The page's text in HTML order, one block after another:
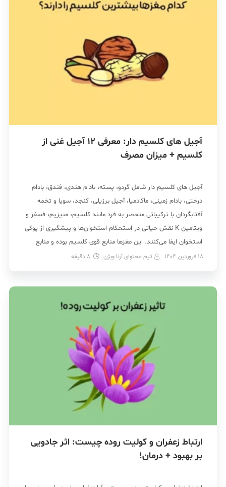
آجیل های کلسیم دار: معرفی 12 آجیل غنی از
کلسیم + میزان مصرف
آجیل‌ های کلسیم‌ دار شامل گردو، پسته، بادام هندی، فندق، بادام
درختی، بادام زمینی، ماکادمیا، آجیل برزیلی، کنجد، سویا و تخمه
آفتابگردان با ترکیباتی منحصر به فرد مانند کلسیم، منیزیم، فسفر و
ویتامین K نقش حیاتی در استحکام استخوان‌ها و پیشگیری از پوکی
استخوان ایفا می‌کنند. این مغزها منابع قوی کلسیم بوده و منابع
غذایی ایده‌آلی […]
18 فروردین 1404 تیم محتوای آرنا ویژن 8 دقیقه
ارتباط زعفران و کولیت روده چیست: اثر جادویی
بر بهبود + درمان!